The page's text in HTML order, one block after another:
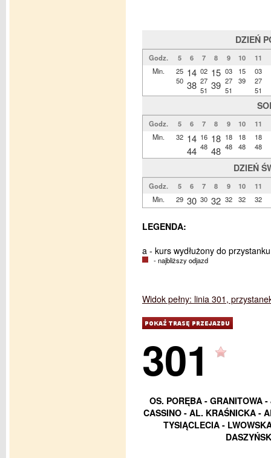
DZIEŃ
Godz. 5 6 7 8 9 10 11
Min.
25
50
14
38
02
27
51
15
39
03
27
51
15
39
03
27
51
Godz. 5 6 7 8 9 10 11
Min.
32 14
44
16
48
18
48
18
48
18
48
18
48
DZIEŃ
Godz. 5 6 7 8 9 10 11
Min.
29 30 30 32 32 32 32
LEGENDA:
a - kurs wydłużony do
- najbliższy odjazd
Widok pełny: linia 301,
301
OS. PORĘBA - GRANITOWA
CASSINO - AL. KRAŚNICKA -
TYSIĄCLECIA -